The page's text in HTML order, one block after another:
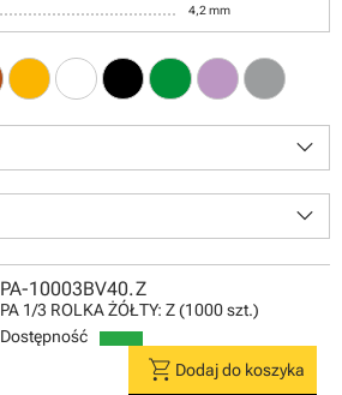
4,2 mm
keyboard_arrow_down
keyboard_arrow_down
PA-10003BV40.Z
PA 1/3 ROLKA ŻÓŁTY: Z (1000 szt.)
Dostępność
shopping_cart Dodaj do koszyka